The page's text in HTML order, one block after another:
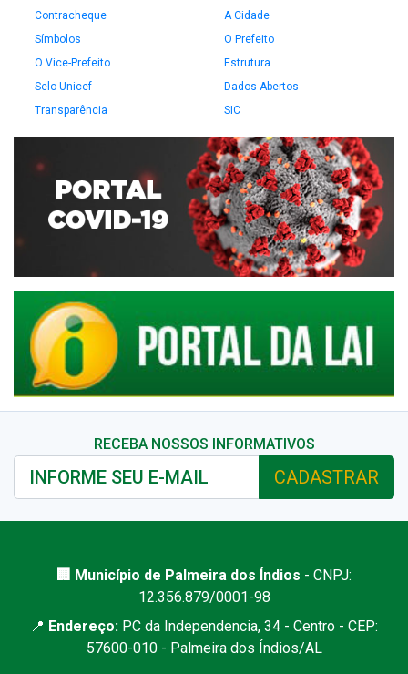
Contracheque
A Cidade
Símbolos
O Prefeito
O Vice-Prefeito
Estrutura
Selo Unicef
Dados Abertos
Transparência
SIC
RECEBA NOSSOS INFORMATIVOS
CADASTRAR
🏢 Município de Palmeira dos Índios - CNPJ:
12.356.879/0001-98
📍 Endereço: PC da Independencia, 34 - Centro - CEP:
57600-010 - Palmeira dos Índios/AL